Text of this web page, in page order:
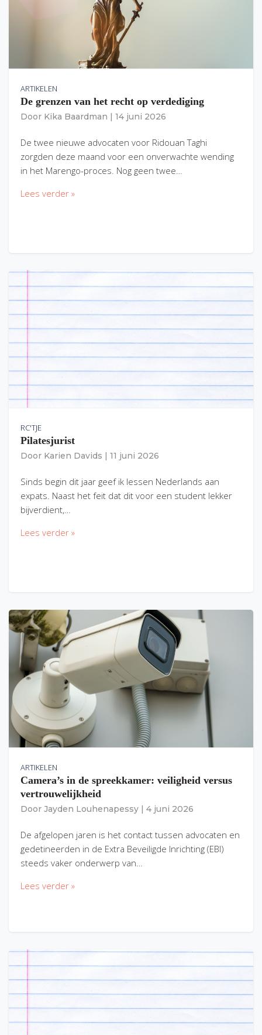
ARTIKELEN
De grenzen van het recht op verdediging
Door Kika Baardman 14 juni 2026
De twee nieuwe advocaten voor Ridouan Taghi
zorgden deze maand voor een onverwachte wending
in het Marengo-proces. Nog geen twee…
Lees verder »
RC'TJE
Pilatesjurist
Door Karien Davids 11 juni 2026
Sinds begin dit jaar geef ik lessen Nederlands aan
expats. Naast het feit dat dit voor een student lekker
bijverdient,…
Lees verder »
ARTIKELEN
Camera’s in de spreekkamer: veiligheid versus
vertrouwelijkheid
Door Jayden Louhenapessy 4 juni 2026
De afgelopen jaren is het contact tussen advocaten en
gedetineerden in de Extra Beveiligde Inrichting (EBI)
steeds vaker onderwerp van…
Lees verder »